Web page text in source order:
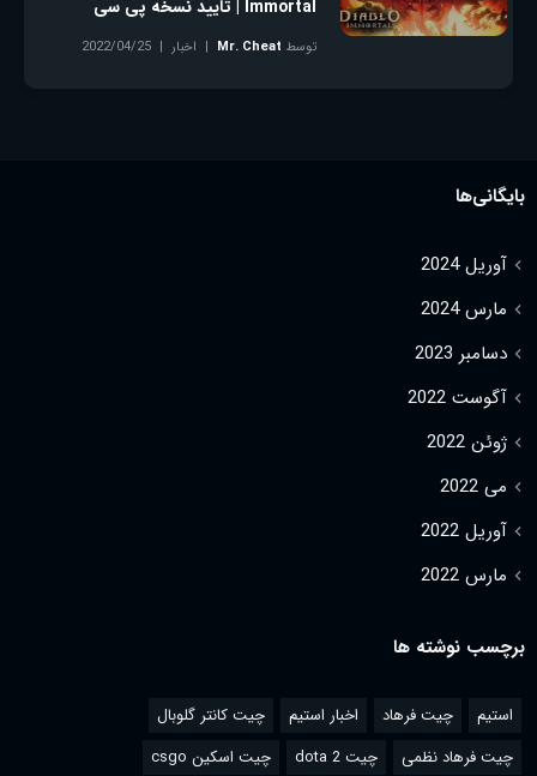
Immortal | تایید نسخه پی سی
توسط Mr. Cheat اخبار
2022/04/25
بایگانی‌ها
آوریل 2024
مارس 2024
دسامبر 2023
آگوست 2022
ژوئن 2022
می 2022
آوریل 2022
مارس 2022
برچسب نوشته ها
استیم چیت فرهاد اخبار استیم
چیت کانتر گلوبال
چیت فرهاد نظمی
چیت dota 2 چیت اسکین csgo